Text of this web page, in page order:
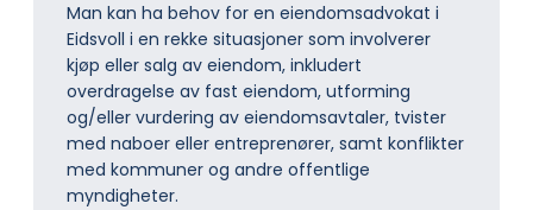
Man kan ha behov for en eiendomsadvokat i
Eidsvoll i en rekke situasjoner som involverer
kjøp eller salg av eiendom, inkludert
overdragelse av fast eiendom, utforming
og/eller vurdering av eiendomsavtaler, tvister
med naboer eller entreprenører, samt konflikter
med kommuner og andre offentlige
myndigheter.